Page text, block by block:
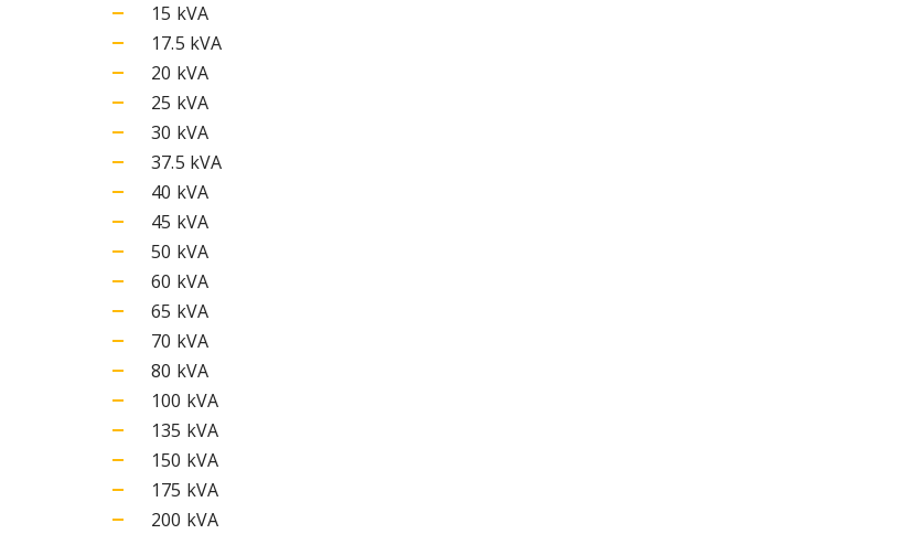
15 kVA
17.5 kVA
20 kVA
25 kVA
30 kVA
37.5 kVA
40 kVA
45 kVA
50 kVA
60 kVA
65 kVA
70 kVA
80 kVA
100 kVA
135 kVA
150 kVA
175 kVA
200 kVA